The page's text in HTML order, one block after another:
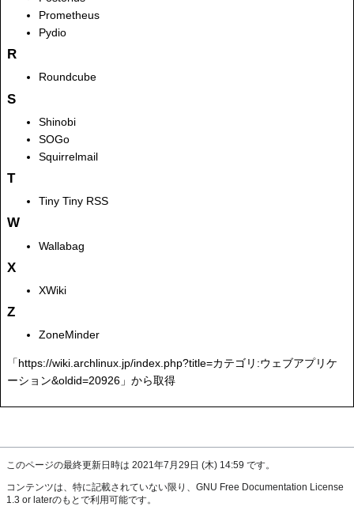
Prometheus
Pydio
R
Roundcube
S
Shinobi
SOGo
Squirrelmail
T
Tiny Tiny RSS
W
Wallabag
X
XWiki
Z
ZoneMinder
「https://wiki.archlinux.jp/index.php?title=カテゴリ:ウェブアプリケ
ーション&oldid=20926 」から取得
このページの最終更新日時は 2021年7月29日 (木) 14:59 です。
コンテンツは、特に記載されていない限り、 GNU Free Documentation License
1.3 or laterのもとで利用可能です。